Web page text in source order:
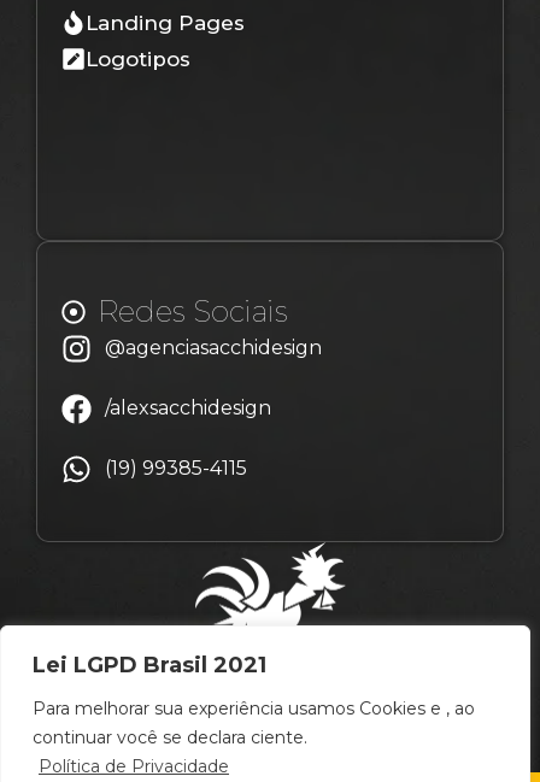
Lei LGPD Brasil 2021
Para melhorar sua experiência usamos Cookies e , ao
continuar você se declara ciente.
Política de Privacidade
Landing Pages
Logotipos
Redes Sociais
@agenciasacchidesign
/alexsacchidesign
(19) 99385-4115